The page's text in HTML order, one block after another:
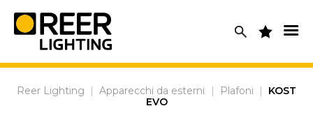
content
Reer Lighting | Apparecchi da esterni | Plafoni |
KOST
EVO